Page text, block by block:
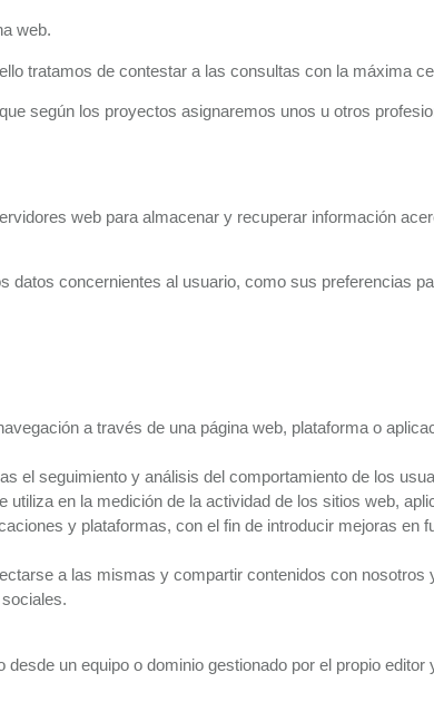
web.
tratamos de contestar a las consultas con la máxima
según los proyectos asignaremos unos u otros
web para almacenar y recuperar información
concernientes al usuario, como sus preferencias
a través de una página web, plataforma o
el seguimiento y análisis del comportamiento de los
en la medición de la actividad de los sitios web,
y plataformas, con el fin de introducir mejoras en
a las mismas y compartir contenidos con
un equipo o dominio gestionado por el propio